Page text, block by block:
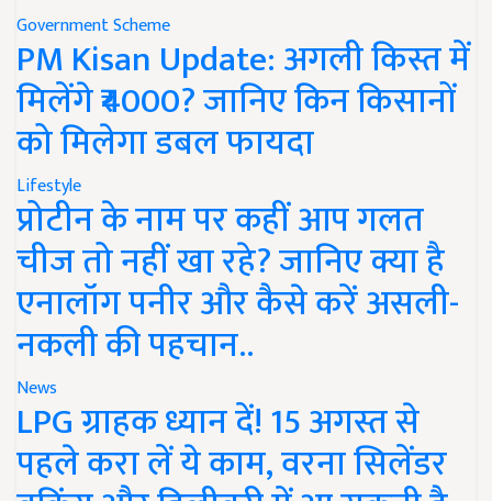
Government Scheme
PM Kisan Update: अगली किस्त में
मिलेंगे ₹4000? जानिए किन किसानों
को मिलेगा डबल फायदा
Lifestyle
प्रोटीन के नाम पर कहीं आप गलत
चीज तो नहीं खा रहे? जानिए क्या है
एनालॉग पनीर और कैसे करें असली-
नकली की पहचान..
News
LPG ग्राहक ध्यान दें! 15 अगस्त से
पहले करा लें ये काम, वरना सिलेंडर